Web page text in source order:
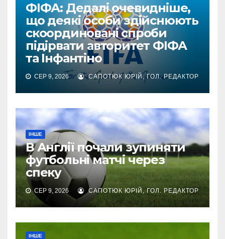
ФІФА: Дедалі очевидніше,
що деякі особи здійснюють
скоординовані спроби
підірвати авторитет ФІФА
та Інфантіно
СЕР 9, 2026 САПОТЮК ЮРІЙ, ГОЛ. РЕДАКТОР
ІНШЕ
В Англії почали зупиняти
футбольні матчі через
спеку
СЕР 9, 2026 САПОТЮК ЮРІЙ, ГОЛ. РЕДАКТОР
ІНШЕ